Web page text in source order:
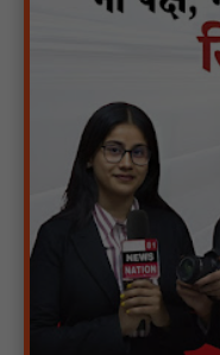
मिशन शक्ति: तिकुनिया
जागरूक, नारी सुरक्षा और
खिरकिया ब्लॉक की
हरदा से आते है स्कूल : NN81
सदर कैंट मंडल मै गुरु रविदास
भव्य स्वागत : NN81
विश्व आदिवासी दिवस पर
“भारतीय बॉक्सिंग अब सिर्फ
पर है - प्रमोद कुमार : NN81
पिड़ावा में ‘हर घर तिरंगा’
से गूंजा शहर : NN81